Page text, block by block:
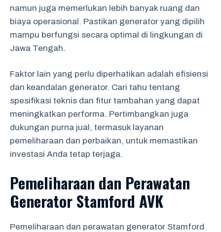
namun juga memerlukan lebih banyak ruang dan
biaya operasional. Pastikan generator yang dipilih
mampu berfungsi secara optimal di lingkungan di
Jawa Tengah.
Faktor lain yang perlu diperhatikan adalah efisiensi
dan keandalan generator. Cari tahu tentang
spesifikasi teknis dan fitur tambahan yang dapat
meningkatkan performa. Pertimbangkan juga
dukungan purna jual, termasuk layanan
pemeliharaan dan perbaikan, untuk memastikan
investasi Anda tetap terjaga.
Pemeliharaan dan Perawatan
Generator Stamford AVK
Pemeliharaan dan perawatan generator Stamford